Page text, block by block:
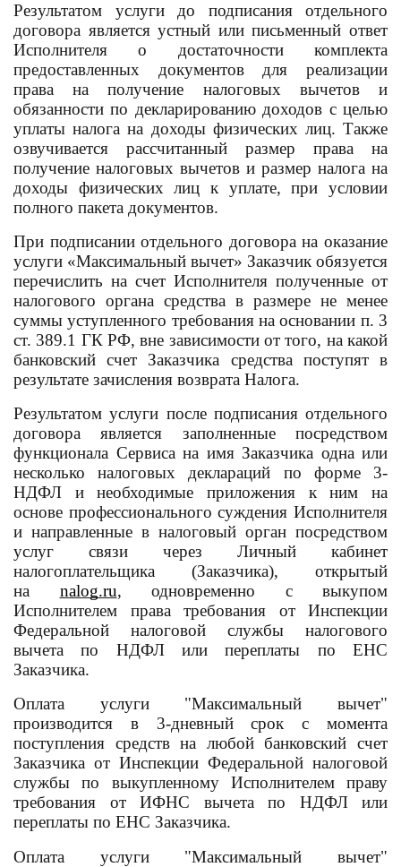
Результатом услуги до подписания отдельного
договора является устный или письменный ответ
Исполнителя о достаточности комплекта
предоставленных документов для реализации
права на получение налоговых вычетов и
обязанности по декларированию доходов с целью
уплаты налога на доходы физических лиц. Также
озвучивается рассчитанный размер права на
получение налоговых вычетов и размер налога на
доходы физических лиц к уплате, при условии
полного пакета документов.
При подписании отдельного договора на оказание
услуги «Максимальный вычет» Заказчик обязуется
перечислить на счет Исполнителя полученные от
налогового органа средства в размере не менее
суммы уступленного требования на основании п. 3
ст. 389.1 ГК РФ, вне зависимости от того, на какой
банковский счет Заказчика средства поступят в
результате зачисления возврата Налога.
Результатом услуги после подписания отдельного
договора является заполненные посредством
функционала Сервиса на имя Заказчика одна или
несколько налоговых деклараций по форме 3-
НДФЛ и необходимые приложения к ним на
основе профессионального суждения Исполнителя
и направленные в налоговый орган посредством
услуг связи через Личный кабинет
налогоплательщика (Заказчика), открытый
на nalog.ru, одновременно с выкупом
Исполнителем права требования от Инспекции
Федеральной налоговой службы налогового
вычета по НДФЛ или переплаты по ЕНС
Заказчика.
Оплата услуги "Максимальный вычет"
производится в 3-дневный срок с момента
поступления средств на любой банковский счет
Заказчика от Инспекции Федеральной налоговой
службы по выкупленному Исполнителем праву
требования от ИФНС вычета по НДФЛ или
переплаты по ЕНС Заказчика.
Оплата услуги "Максимальный вычет"